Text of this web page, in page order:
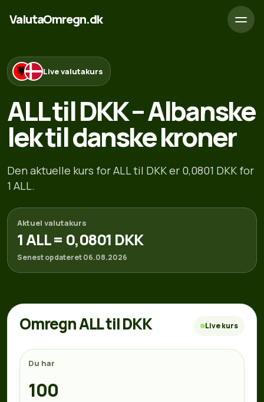
ValutaOmregn.dk
Live valutakurs
ALL til DKK – Albanske
lek til danske kroner
Den aktuelle kurs for ALL til DKK er 0,0801 DKK for
1 ALL.
Aktuel valutakurs
1 ALL = 0,0801 DKK
Senest opdateret 06.08.2026
Omregn ALL til DKK Live kurs
Du har